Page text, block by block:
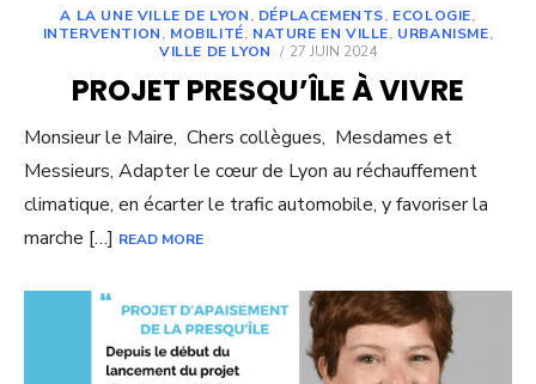
A LA UNE VILLE DE LYON, DÉPLACEMENTS, ECOLOGIE,
INTERVENTION, MOBILITÉ, NATURE EN VILLE, URBANISME,
VILLE DE LYON
POSTED
27 JUIN 2024
PROJET PRESQU’ÎLE À VIVRE
Monsieur le Maire, Chers collègues, Mesdames et
Messieurs, Adapter le cœur de Lyon au réchauffement
climatique, en écarter le trafic automobile, y favoriser la
marche […] READ MORE